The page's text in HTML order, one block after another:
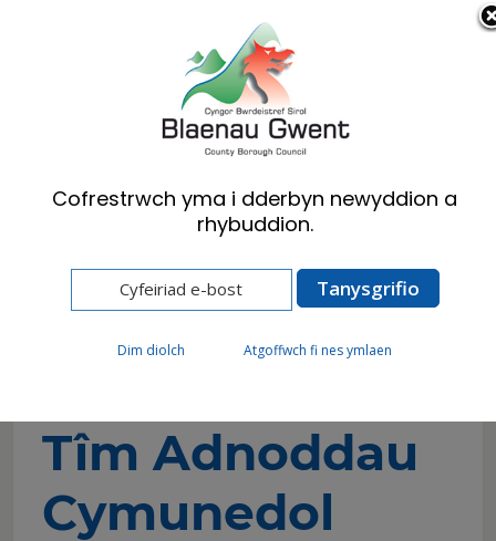
Cymraeg English
Preswylwyr
Cael yr help rydych ei angen
Cymorth i Oedolion
Tîm Adnoddau Cymunedol
Tîm Adnoddau
Cymunedol
Cofrestrwch yma i dderbyn newyddion a
rhybuddion.
Dim diolch Atgoffwch fi nes ymlaen